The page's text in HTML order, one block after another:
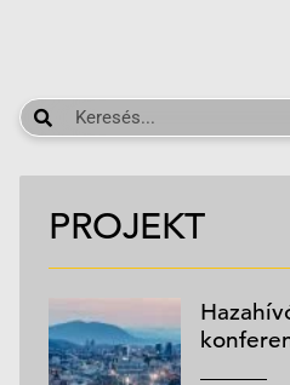
PROJEKT